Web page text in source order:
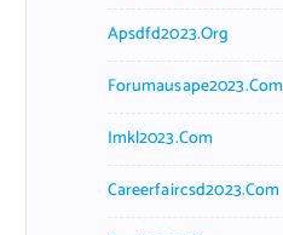
Apsdfd2023.org
Forumausape2023.com
Imkl2023.com
Careerfaircsd2023.com